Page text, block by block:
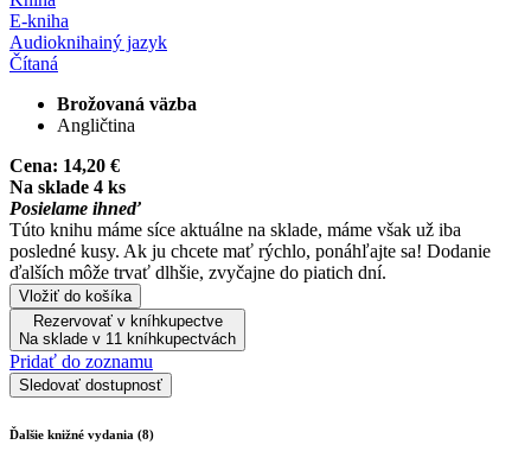
E-kniha
Audioknihainý jazyk
Čítaná
Brožovaná väzba
Angličtina
Cena: 14,20 €
Na sklade 4 ks
Posielame ihneď
Túto knihu máme síce aktuálne na sklade, máme však už iba
posledné kusy. Ak ju chcete mať rýchlo, ponáhľajte sa! Dodanie
ďalších môže trvať dlhšie, zvyčajne do piatich dní.
Vložiť do košíka
Rezervovať v kníhkupectve
Na sklade v 11 kníhkupectvách
Pridať do zoznamu
Sledovať dostupnosť
Ďalšie knižné vydania (8)